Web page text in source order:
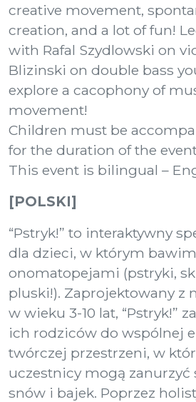
creative movement,
creation, and a lot of fun!
with Rafal Szydlowski on
Blizinski on double bass
explore a cacophony of
movement!
Children must be
for the duration of the
This event is bilingual –
[POLSKI]
“Pstryk!” to interaktywny
dla dzieci, w którym
onomatopejami (pstryki,
pluski!). Zaprojektowany z
w wieku 3-10 lat, “Pstryk!”
ich rodziców do wspólnej
twórczej przestrzeni, w
uczestnicy mogą zanurzyć
snów i bajek. Poprzez